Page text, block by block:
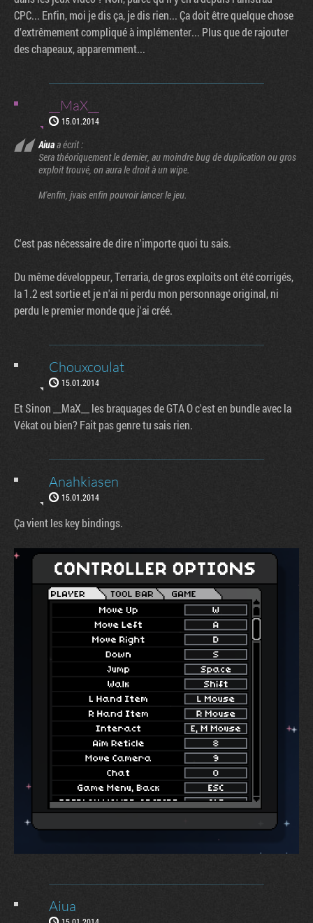
CPC... Enfin, moi je dis ça, je dis rien... Ça doit être quelque chose
d’extrêmement compliqué à implémenter... Plus que de rajouter
des chapeaux, apparemment...
__MaX__
15.01.2014
Aiuaa écrit :
Sera théoriquement le dernier, au moindre bug de duplication ou gros
exploit trouvé, on aura le droit à un wipe.
M'enfin, jvais enfin pouvoir lancer le jeu.
C'est pas nécessaire de dire n'importe quoi tu sais.
Du même développeur, Terraria, de gros exploits ont été corrigés,
la 1.2 est sortie et je n'ai ni perdu mon personnage original, ni
perdu le premier monde que j'ai créé.
Chouxcoulat
15.01.2014
Et Sinon __MaX__ les braquages de GTA O c'est en bundle avec la
Vékat ou bien? Fait pas genre tu sais rien.
Anahkiasen
15.01.2014
Ça vient les key bindings.
Aiua